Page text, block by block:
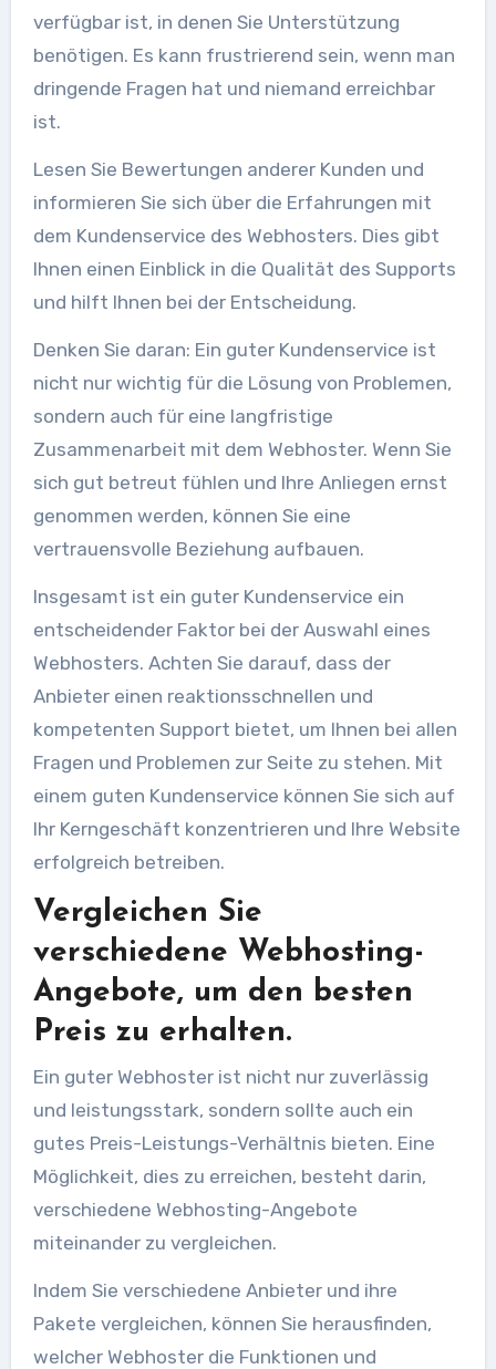
verfügbar ist, in denen Sie Unterstützung
benötigen. Es kann frustrierend sein, wenn man
dringende Fragen hat und niemand erreichbar
ist.
Lesen Sie Bewertungen anderer Kunden und
informieren Sie sich über die Erfahrungen mit
dem Kundenservice des Webhosters. Dies gibt
Ihnen einen Einblick in die Qualität des Supports
und hilft Ihnen bei der Entscheidung.
Denken Sie daran: Ein guter Kundenservice ist
nicht nur wichtig für die Lösung von Problemen,
sondern auch für eine langfristige
Zusammenarbeit mit dem Webhoster. Wenn Sie
sich gut betreut fühlen und Ihre Anliegen ernst
genommen werden, können Sie eine
vertrauensvolle Beziehung aufbauen.
Insgesamt ist ein guter Kundenservice ein
entscheidender Faktor bei der Auswahl eines
Webhosters. Achten Sie darauf, dass der
Anbieter einen reaktionsschnellen und
kompetenten Support bietet, um Ihnen bei allen
Fragen und Problemen zur Seite zu stehen. Mit
einem guten Kundenservice können Sie sich auf
Ihr Kerngeschäft konzentrieren und Ihre Website
erfolgreich betreiben.
Vergleichen Sie
verschiedene Webhosting-
Angebote, um den besten
Preis zu erhalten.
Ein guter Webhoster ist nicht nur zuverlässig
und leistungsstark, sondern sollte auch ein
gutes Preis-Leistungs-Verhältnis bieten. Eine
Möglichkeit, dies zu erreichen, besteht darin,
verschiedene Webhosting-Angebote
miteinander zu vergleichen.
Indem Sie verschiedene Anbieter und ihre
Pakete vergleichen, können Sie herausfinden,
welcher Webhoster die Funktionen und